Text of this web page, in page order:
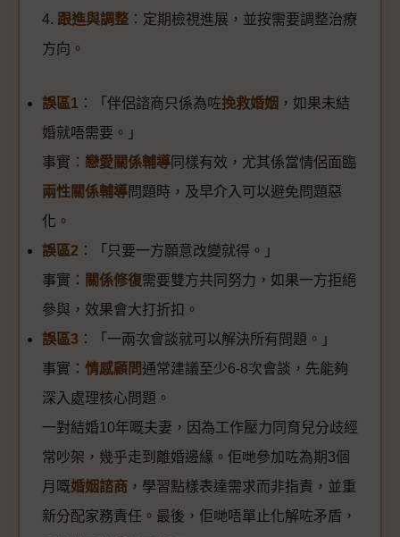
4. 跟進與調整 ：定期檢視進展，並按需要調整治療
方向。
誤區1 ：「伴侶諮商只係為咗挽救婚姻 ，如果未結
婚就唔需要。」
事實： 戀愛關係輔導 同樣有效，尤其係當情侶面臨
兩性關係輔導問題時，及早介入可以避免問題惡
化。
誤區2 ：「只要一方願意改變就得。」
事實： 關係修復需要雙方共同努力，如果一方拒絕
參與，效果會大打折扣。
誤區3 ：「一兩次會談就可以解決所有問題。」
事實： 情感顧問通常建議至少6-8次會談，先能夠
深入處理核心問題。
一對結婚10年嘅夫妻，因為工作壓力同育兒分歧經
常吵架，幾乎走到離婚邊緣。佢哋參加咗為期3個
月嘅婚姻諮商 ，學習點樣表達需求而非指責，並重
新分配家務責任。最後，佢哋唔單止化解咗矛盾，